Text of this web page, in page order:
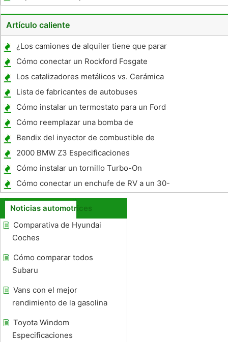
Rocam
Artículo caliente
¿Los camiones de alquiler tiene que parar
en las estaciones de peso?
Cómo conectar un Rockford Fosgate
condensador
Los catalizadores metálicos vs. Cerámica
Lista de fabricantes de autobuses
Cómo instalar un termostato para un Ford
F-150
Cómo reemplazar una bomba de
combustible Volvo
Bendix del inyector de combustible de
limpieza
2000 BMW Z3 Especificaciones
Cómo instalar un tornillo Turbo-On
Cómo conectar un enchufe de RV a un 30-
Amp Single Pole Frenzy
Noticias automotrices
Comparativa de Hyundai
Coches
Cómo comparar todos
Subaru
Vans con el mejor
rendimiento de la gasolina
Toyota Windom
Especificaciones